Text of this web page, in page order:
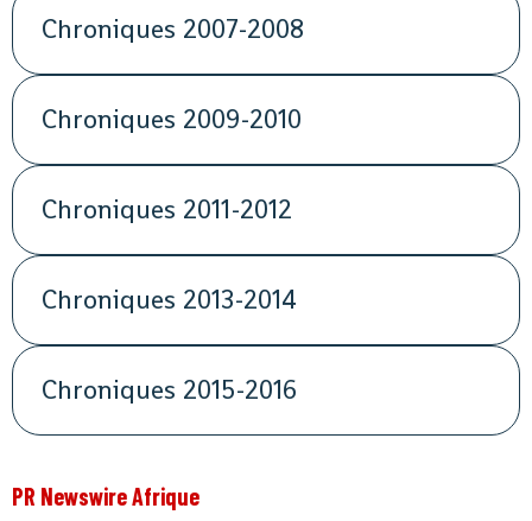
Chroniques 2007-2008
Chroniques 2009-2010
Chroniques 2011-2012
Chroniques 2013-2014
Chroniques 2015-2016
PR Newswire Afrique